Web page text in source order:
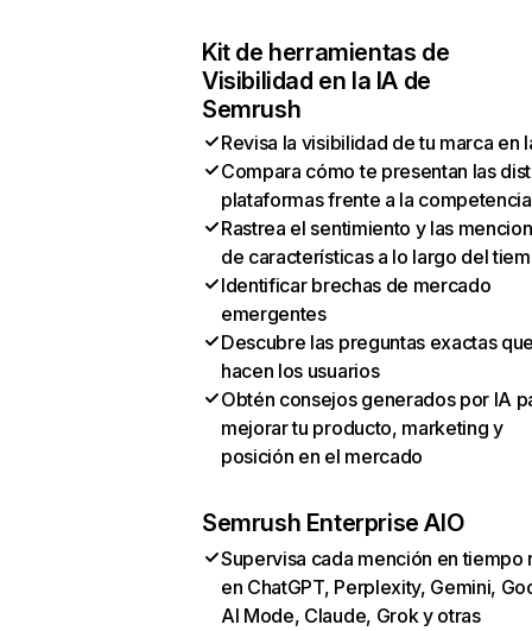
Kit de herramientas de
Visibilidad en la IA de
Semrush
Revisa la visibilidad de tu marca en
Compara cómo te presentan las
plataformas frente a la competencia
Rastrea el sentimiento y las
de características a lo largo del
Identificar brechas de mercado
emergentes
Descubre las preguntas exactas
hacen los usuarios
Obtén consejos generados por IA
mejorar tu producto, marketing y
posición en el mercado
Semrush Enterprise AIO
Supervisa cada mención en tiempo
en ChatGPT, Perplexity, Gemini,
AI Mode, Claude, Grok y otras